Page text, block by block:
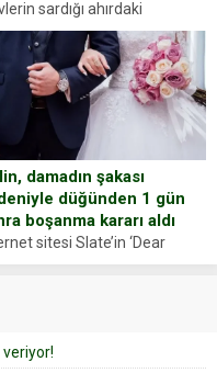
sardığı ahırdaki
kurtarmak isteyen
Demir (66) ölümden döndü.
ve ellerinde yanıklar
Demir, kâbus dolu anları
Merkeze bağlı...
damadın şakası
düğünden 1 gün
boşanma kararı aldı
sitesi Slate’in ‘Dear
isimli tavsiye köşesine
için düğünden...